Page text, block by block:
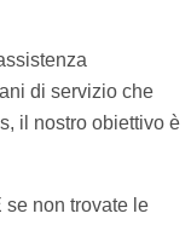
di servizio che
il nostro obiettivo è
se non trovate le